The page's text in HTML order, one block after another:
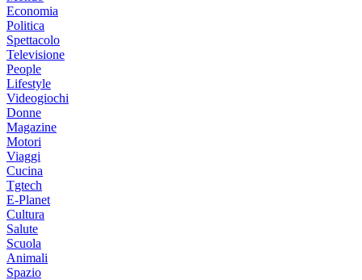
Economia
Politica
Spettacolo
Televisione
People
Lifestyle
Videogiochi
Donne
Magazine
Motori
Viaggi
Cucina
Tgtech
E-Planet
Cultura
Salute
Scuola
Animali
Spazio